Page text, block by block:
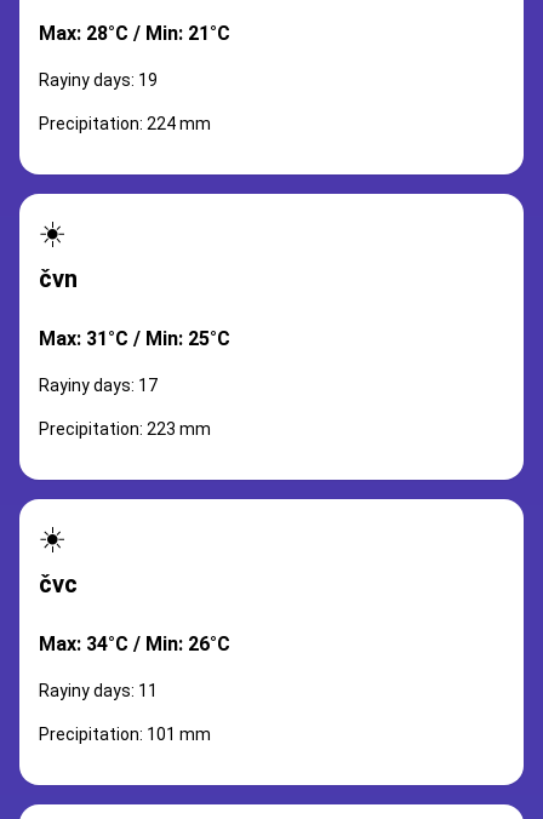
Max: 28°C / Min: 21°C
Rayiny days: 19
Precipitation: 224 mm
☀️
čvn
Max: 31°C / Min: 25°C
Rayiny days: 17
Precipitation: 223 mm
☀️
čvc
Max: 34°C / Min: 26°C
Rayiny days: 11
Precipitation: 101 mm